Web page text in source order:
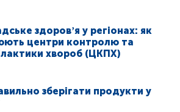
здоровʼя у регіонах: як
центри контролю та
хвороб (ЦКПХ)
зберігати продукти у